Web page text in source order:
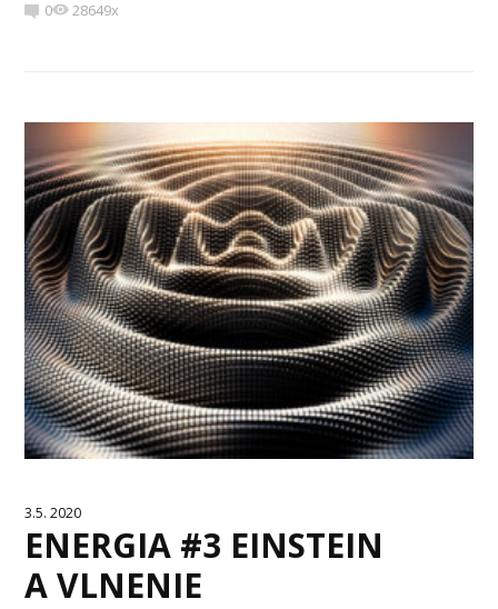
0 28649x
3.5. 2020
ENERGIA #3 EINSTEIN
A VLNENIE